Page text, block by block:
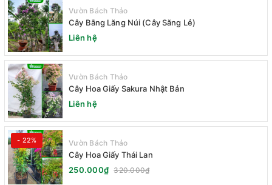
Vườn Bách Thảo
Cây Bằng Lăng Núi (Cây Săng Lẻ)
Liên hệ
Vườn Bách Thảo
Cây Hoa Giấy Sakura Nhật Bản
Liên hệ
- 22% Vườn Bách Thảo
Cây Hoa Giấy Thái Lan
250.000₫ 320.000₫